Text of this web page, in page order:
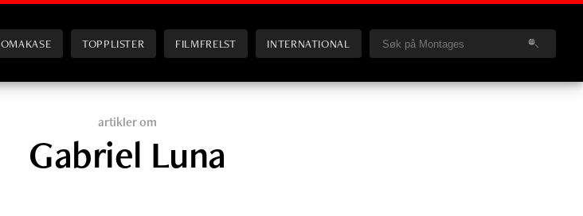
OMAKASE TOPPLISTER FILMFRELST INTERNATIONAL
artikler om
Gabriel Luna